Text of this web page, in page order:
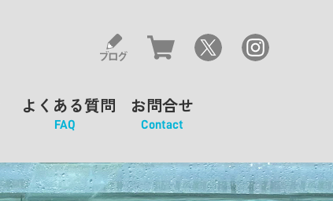
よくある質問
FAQ
お問合せ
Contact